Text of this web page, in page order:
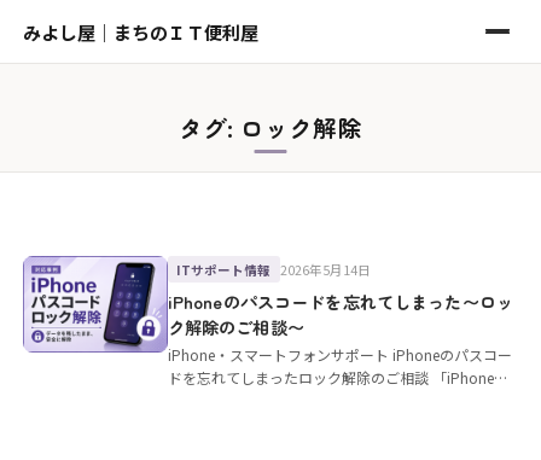
みよし屋｜まちのＩＴ便利屋
タグ: ロック解除
ITサポート情報 2026年5月14日
iPhoneのパスコードを忘れてしまった〜ロッ
ク解除のご相談〜
iPhone・スマートフォンサポート iPhoneのパスコー
ドを忘れてしまったロック解除のご相談 「iPhoneの